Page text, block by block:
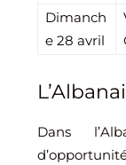
Dimanch
e 28 avril
Dans